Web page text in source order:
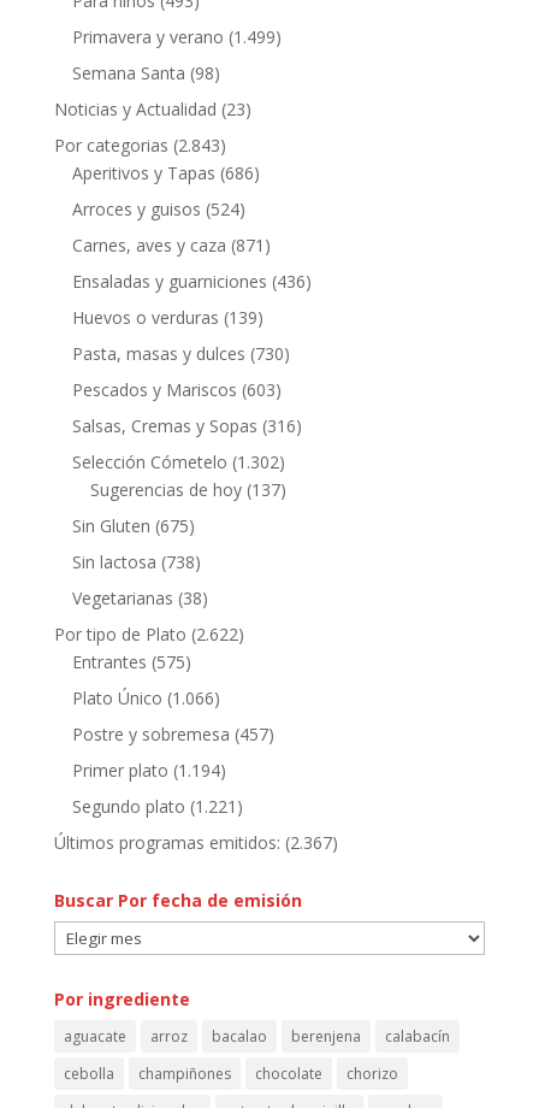
Primavera y verano (1.499)
Semana Santa (98)
Noticias y Actualidad (23)
Por categorias (2.843)
Aperitivos y Tapas (686)
Arroces y guisos (524)
Carnes, aves y caza (871)
Ensaladas y guarniciones (436)
Huevos o verduras (139)
Pasta, masas y dulces (730)
Pescados y Mariscos (603)
Salsas, Cremas y Sopas (316)
Selección Cómetelo (1.302)
Sugerencias de hoy(137)
Sin Gluten (675)
Sin lactosa (738)
Vegetarianas (38)
Por tipo de Plato (2.622)
Entrantes (575)
Plato Único (1.066)
Postre y sobremesa (457)
Primer plato (1.194)
Segundo plato (1.221)
Últimos programas emitidos: (2.367)
Buscar Por fecha de emisión
Buscar
Por
fecha
emisión
Por ingrediente
aguacate arroz bacalao berenjena
calabacín
cebolla
champiñones chocolate
chorizo